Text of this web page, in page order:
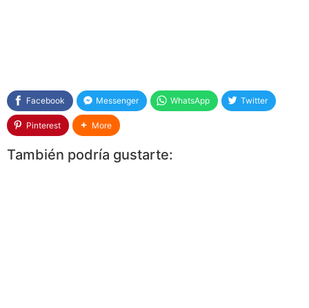
Facebook Messenger WhatsApp Twitter
Pinterest More
También podría gustarte: